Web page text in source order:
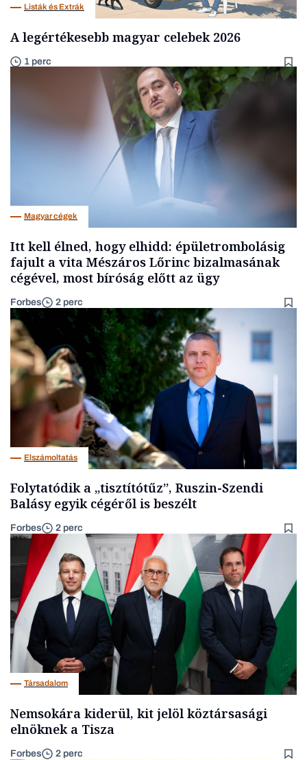
Listák és Extrák
A legértékesebb magyar celebek 2026
1 perc
Magyar cégek
Itt kell élned, hogy elhidd: épületrombolásig
fajult a vita Mészáros Lőrinc bizalmasának
cégével, most bíróság előtt az ügy
Forbes 2 perc
Elszámoltatás
Folytatódik a „tisztítótűz”, Ruszin-Szendi
Balásy egyik cégéről is beszélt
Forbes 2 perc
Társadalom
Nemsokára kiderül, kit jelöl köztársasági
elnöknek a Tisza
Forbes 2 perc